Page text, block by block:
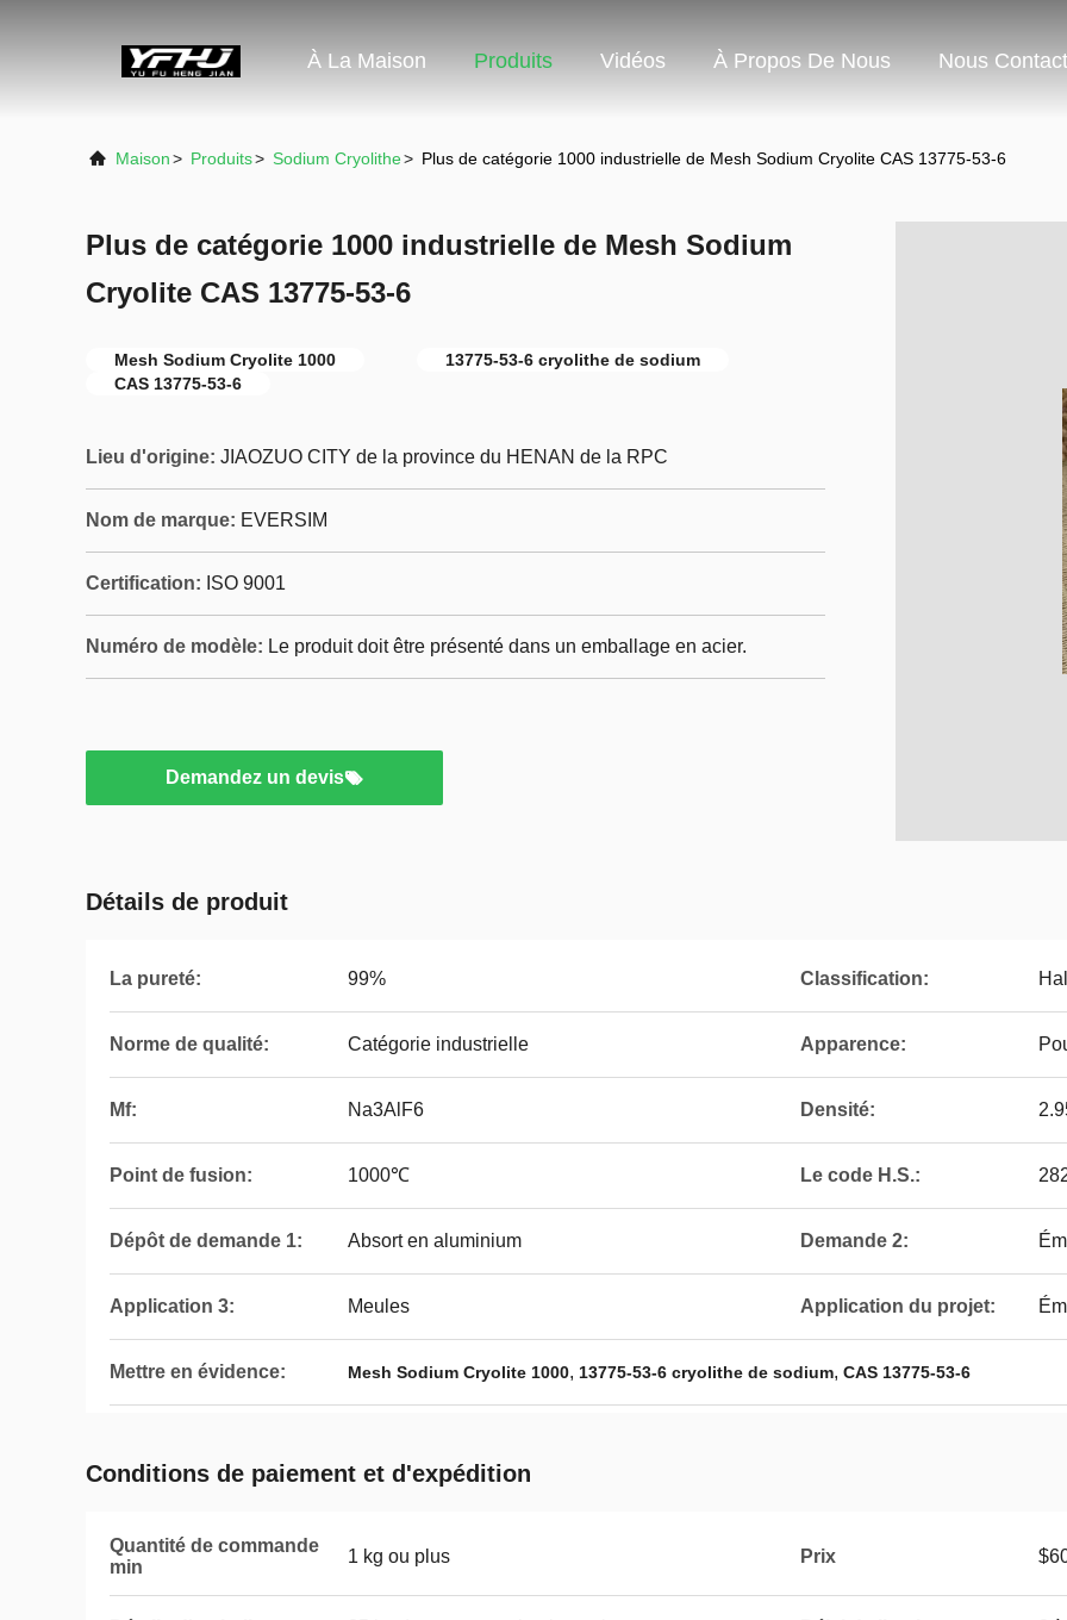
À La Maison Produits Vidéos À Propos De Nous Nous
Maison> Produits> Sodium Cryolithe> Plus de catégorie 1000 industrielle de Mesh Sodium Cryolite CAS 13775-53-6
Plus de catégorie 1000 industrielle de Mesh Sodium
Cryolite CAS 13775-53-6
Mesh Sodium Cryolite 1000
13775-53-6 cryolithe de sodium
CAS 13775-53-6
Lieu d'origine: JIAOZUO CITY de la province du HENAN de la RPC
Nom de marque: EVERSIM
Certification: ISO 9001
Numéro de modèle: Le produit doit être présenté dans un emballage en acier.
Demandez un devis
Détails de produit
La pureté: 99% Classification:
Norme de qualité: Catégorie industrielle Apparence:
Mf: Na3AlF6 Densité:
Point de fusion: 1000℃ Le code H.S.:
Dépôt de demande 1: Absort en aluminium Demande 2:
Application 3: Meules Application du projet:
Mettre en évidence: Mesh Sodium Cryolite 1000, 13775-53-6 cryolithe de sodium, CAS 13775-53-6
Conditions de paiement et d'expédition
Quantité de commande
min
1 kg ou plus Prix